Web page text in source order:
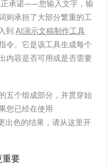
承诺——您输入文字，输
则承担了大部分繁重的工
到 AI演示文稿制作工具
令。它是该工具生成每个
内容是否可用或是否需要
五个组成部分，并贯穿始
您已经在使用
出色的结果，请从这里开
重要